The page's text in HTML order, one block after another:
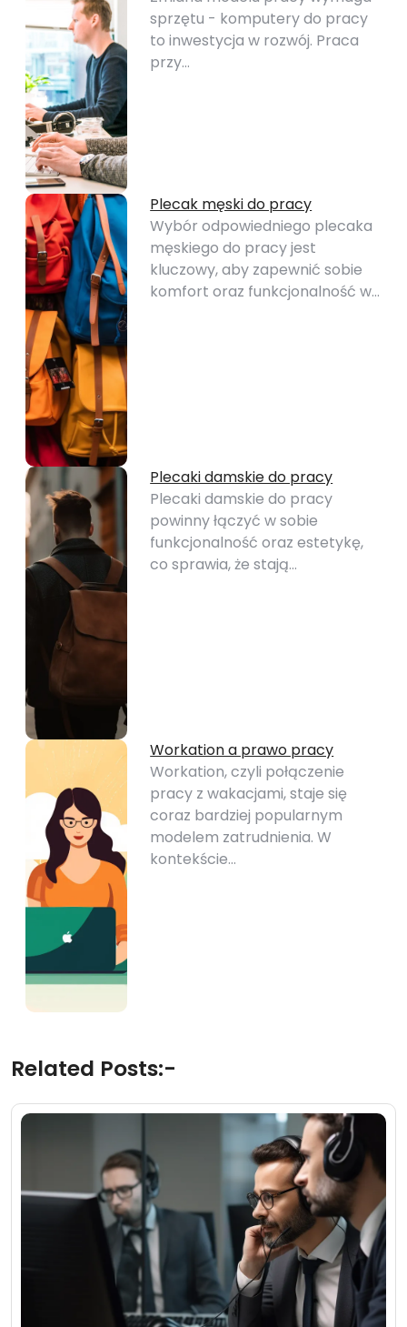
sprzętu - komputery do pracy
to inwestycja w rozwój. Praca
przy…
Plecak męski do pracy
Wybór odpowiedniego plecaka
męskiego do pracy jest
kluczowy, aby zapewnić sobie
komfort oraz funkcjonalność w…
Plecaki damskie do pracy
Plecaki damskie do pracy
powinny łączyć w sobie
funkcjonalność oraz estetykę,
co sprawia, że stają…
Workation a prawo pracy
Workation, czyli połączenie
pracy z wakacjami, staje się
coraz bardziej popularnym
modelem zatrudnienia. W
kontekście…
Related Posts:-